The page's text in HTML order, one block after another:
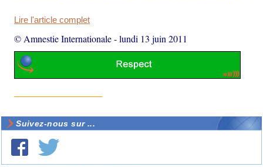
Lire l'article complet
© Amnestie Internationale-lundi 13 juin 2011
Suivez-nous sur ...